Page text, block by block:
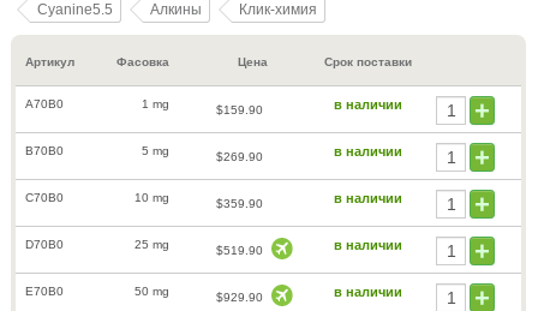
Cyanine5.5 Алкины Клик-химия
Артикул Фасовка Цена Срок поставки
A70B0 1 mg $159.90 в наличии
B70B0 5 mg $269.90 в наличии
C70B0 10 mg $359.90 в наличии
D70B0 25 mg $519.90 в наличии
E70B0 50 mg $929.90 в наличии